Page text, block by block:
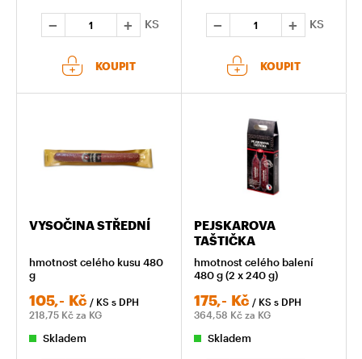
KS
KOUPIT
KS
KOUPIT
VYSOČINA STŘEDNÍ
hmotnost celého kusu 480
g
105,- Kč / KS s DPH
218,75 Kč za KG
Skladem
PEJSKAROVA
TAŠTIČKA
hmotnost celého balení
480 g (2 x 240 g)
175,- Kč / KS s DPH
364,58 Kč za KG
Skladem